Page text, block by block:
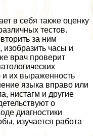
в себя также оценку
тестов.
за ним
изобразить часы и
врач проверит
и их выраженность
языка вправо или
нистагм и другие
о
диагностики
изучается работа